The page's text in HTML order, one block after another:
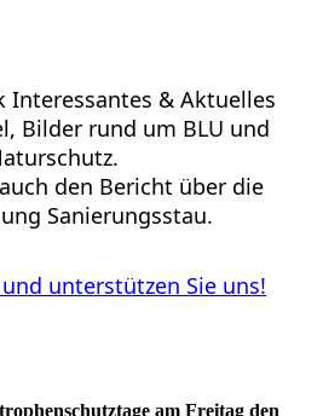
Interessantes & Aktuelles
Bilder rund um BLU und
den Bericht über die
Sanierungsstau.
unterstützen Sie uns!
am Freitag den